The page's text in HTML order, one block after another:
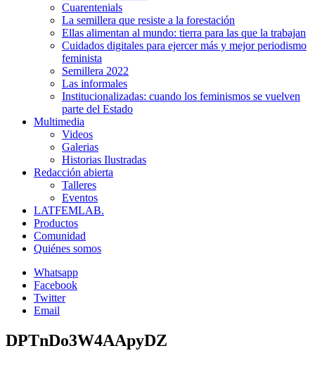
Cuarentenials
La semillera que resiste a la forestación
Ellas alimentan al mundo: tierra para las que la trabajan
Cuidados digitales para ejercer más y mejor periodismo
feminista
Semillera 2022
Las informales
Institucionalizadas: cuando los feminismos se vuelven
parte del Estado
Multimedia
Videos
Galerias
Historias Ilustradas
Redacción abierta
Talleres
Eventos
LATFEMLAB.
Productos
Comunidad
Quiénes somos
Whatsapp
Facebook
Twitter
Email
DPTnDo3W4AApyDZ